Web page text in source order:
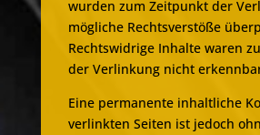
wurden zum Zeitpunkt der
mögliche Rechtsverstöße
Rechtswidrige Inhalte waren
der Verlinkung nicht
Eine permanente inhaltliche
verlinkten Seiten ist jedoch